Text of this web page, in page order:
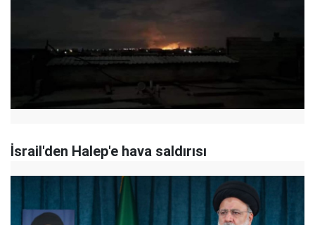
İsrail'den Halep'e hava saldırısı